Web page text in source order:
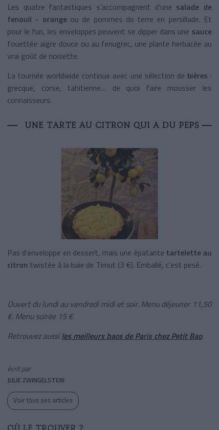
Les quatre fantastiques s’accompagnent d’une salade de
fenouil - orange ou de pommes de terre en persillade. Et
pour le fun, les enveloppes peuvent se dipper dans une sauce
fouettée aigre douce ou au fenugrec, une plante herbacée au
vrai goût de noisette.
La tournée worldwide continue avec une sélection de bières :
grecque, corse, tahitienne… de quoi faire mousser les
connaisseurs.
UNE TARTE AU CITRON QUI A DU PEPS
Pas d’enveloppe en dessert, mais une épatante tartelette au
citron twistée à la baie de Timut (3 €). Emballé, c’est pesé.
Ouvert du lundi au vendredi midi et soir. Menu déjeuner 11,50
€. Menu soirée 15 €.
Retrouvez aussiles meilleurs baos de Paris chez Petit Bao.
écrit par
JULIE ZWINGELSTEIN
Voir tous ses articles
OÙ LE TROUVER ?